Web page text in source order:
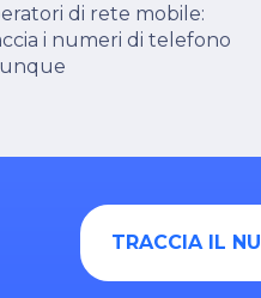
di rete mobile:
i numeri di telefono
TRACCIA IL